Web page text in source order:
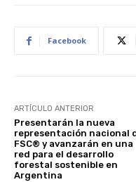
Facebook
ARTÍCULO ANTERIOR
Presentarán la nueva
representación nacional
FSC® y avanzarán en una
red para el desarrollo
forestal sostenible en
Argentina